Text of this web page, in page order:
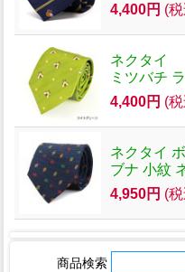
4,400円 (
ネクタイ
ミツバチ
4,400円 (
ネクタイ
ブナ 小紋
4,950円 (
商品検索